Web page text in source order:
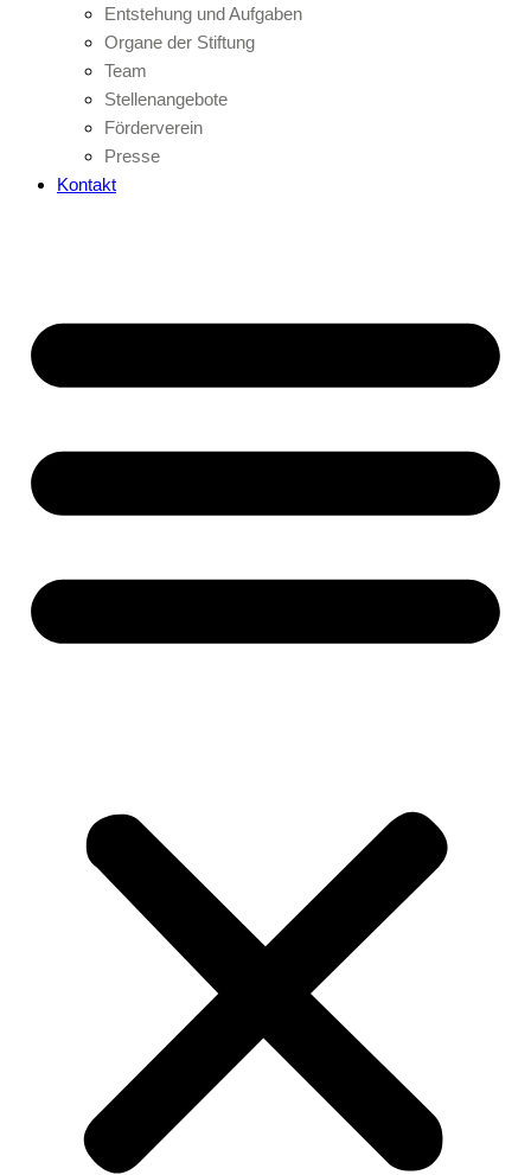
Entstehung und Aufgaben
Organe der Stiftung
Team
Stellenangebote
Förderverein
Presse
Kontakt